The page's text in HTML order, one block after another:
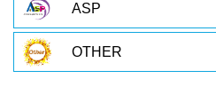
ASP
OTHER